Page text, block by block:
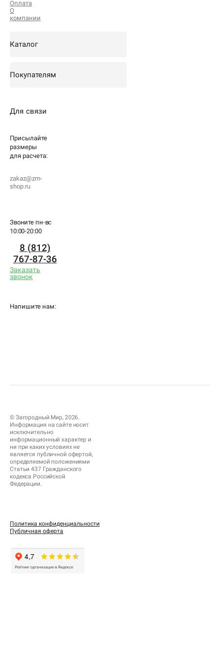
Оплата
О
компании
Каталог
Покупателям
Для связи
Присылайте
размеры
для расчета:
zakaz@zm-
shop.ru
Звоните пн-вс
10:00-20:00
8 (812)
767-87-36
Заказать
звонок
Напишите нам:
© Загородный Мир, 2026.
Информация на сайте носит
исключительно
информационный характер и
ни при каких условиях не
является публичной офертой,
определяемой положениями
Статьи 437 Гражданского
кодекса Российской
Федерации.
Политика конфиденциальности
Публичная оферта